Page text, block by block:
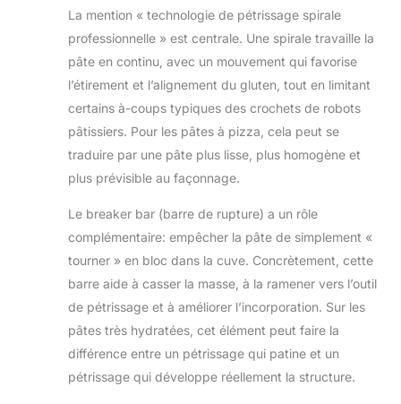
dents pour
maximiser les
possibilités
d’utilisation de
votre robot de
cuisine.
La mention « technologie de pétrissage spirale
professionnelle » est centrale. Une spirale travaille la
pâte en continu, avec un mouvement qui favorise
l’étirement et l’alignement du gluten, tout en limitant
certains à-coups typiques des crochets de robots
pâtissiers. Pour les pâtes à pizza, cela peut se
traduire par une pâte plus lisse, plus homogène et
plus prévisible au façonnage.
Le breaker bar (barre de rupture) a un rôle
complémentaire: empêcher la pâte de simplement «
tourner » en bloc dans la cuve. Concrètement, cette
barre aide à casser la masse, à la ramener vers l’outil
de pétrissage et à améliorer l’incorporation. Sur les
pâtes très hydratées, cet élément peut faire la
différence entre un pétrissage qui patine et un
pétrissage qui développe réellement la structure.